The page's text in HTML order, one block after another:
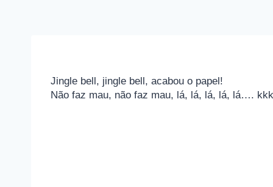
Jingle bell, jingle bell, acabou o papel!
Não faz mau, não faz mau, lá, lá, lá, lá, lá….